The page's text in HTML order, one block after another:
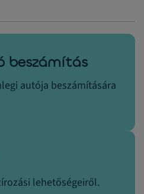
beszámítás
autója beszámítására
lehetőségeiről.